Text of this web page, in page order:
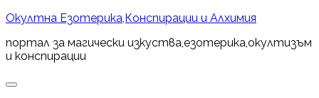
Skip
content
Окултна Езотерика,Конспирации и Алхимия
портал за магически изкуства,езотерика,окултизъм
и конспирации
Expand